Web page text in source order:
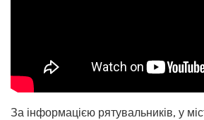
За інформацією рятувальників, у